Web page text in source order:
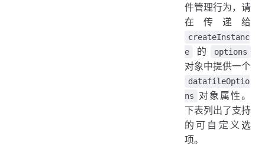
件管理行为，请
在传递给
createInstanc
e
的 options
对象中提供一个
datafileOptio
ns
对象属性。
下表列出了支持
的可自定义选
项。